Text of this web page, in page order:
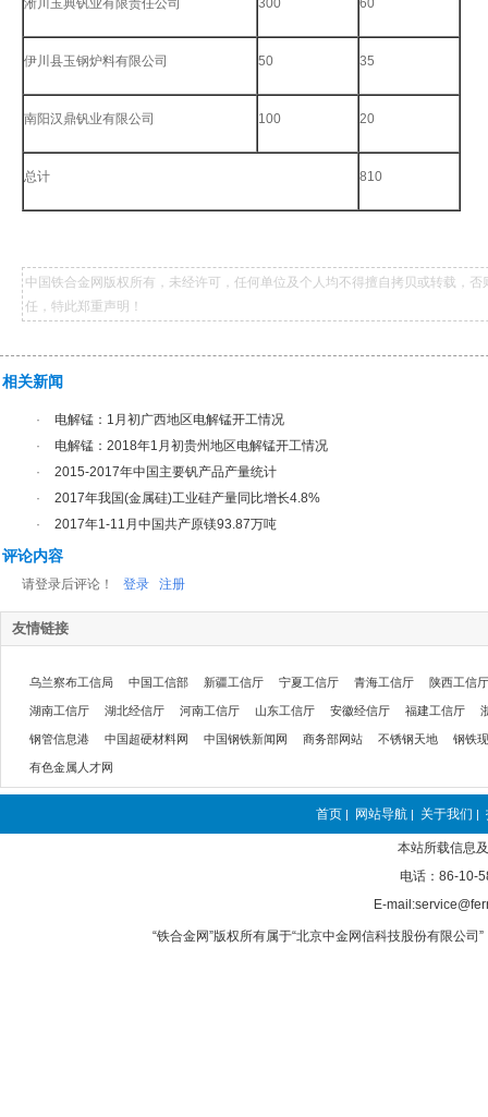
淅川玉典钒业有限责任公司 300 60
伊川县玉钢炉料有限公司 50 35
南阳汉鼎钒业有限公司 100 20
总计 810
中国铁合金网版权所有，未经许可，任何单位及个人均不得擅自拷贝或转载，
任，特此郑重声明！
相关新闻
·
电解锰：1月初广西地区电解锰开工情况
·
电解锰：2018年1月初贵州地区电解锰开工情况
·
2015-2017年中国主要钒产品产量统计
·
2017年我国(金属硅)工业硅产量同比增长4.8%
·
2017年1-11月中国共产原镁93.87万吨
评论内容
请登录后评论！ 登录 注册
友情链接
乌兰察布工信局 中国工信部 新疆工信厅 宁夏工信厅 青海工信厅 陕西工信厅
湖南工信厅 湖北经信厅 河南工信厅 山东工信厅 安徽经信厅 福建工信厅
钢管信息港 中国超硬材料网 中国钢铁新闻网 商务部网站 不锈钢天地 钢铁
有色金属人才网
首页 | 网站导航 | 关于我们 |
本站所载信息
电话：86-10-
E-
“铁合金网”版权所有属于“北京中金网信科技股份有限公司